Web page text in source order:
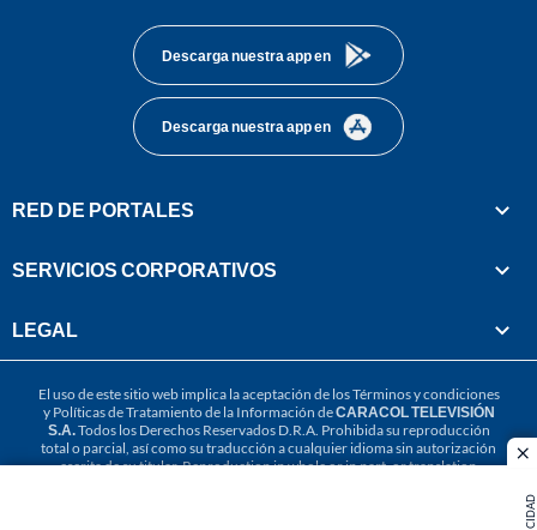
Descarga nuestra app en
Descarga nuestra app en
RED DE PORTALES
SERVICIOS CORPORATIVOS
LEGAL
El uso de este sitio web implica la aceptación de losTérminos y condiciones
y Políticas de Tratamiento de la Información deCARACOL TELEVISIÓN
S.A.Todos los Derechos Reservados D.R.A. Prohibida su reproducción
total o parcial, así como su traducción a cualquier idioma sin autorización
escrita de su titular. Reproduction in whole or in part, or translation